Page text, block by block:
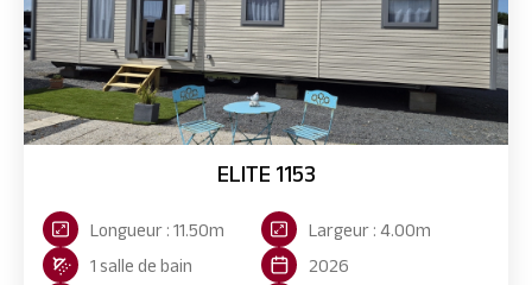
ELITE 1153
Longueur : 11.50m
Largeur : 4.00m
1 salle de bain
2026